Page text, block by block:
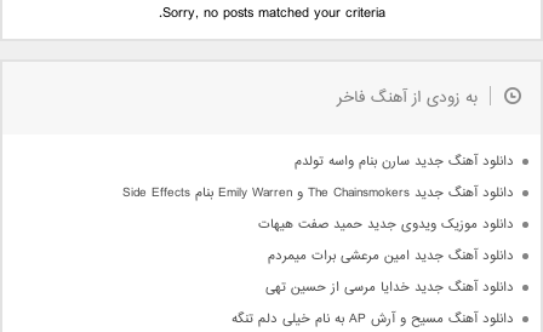
Sorry, no posts matched your criteria.
به زودی از آهنگ فاخر
دانلود آهنگ جدید سارن بنام واسه تولدم
دانلود آهنگ جدید The Chainsmokers و Emily Warren بنام Side Effects
دانلود موزیک ویدوی جدید حمید صفت هیهات
دانلود آهنگ جدید امین مرعشی برات میمردم
دانلود آهنگ جدید خدایا مرسی از حسین تهی
دانلود آهنگ مسیح و آرش AP به نام خیلی دلم تنگه